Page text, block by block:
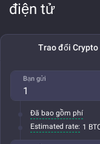
điện tử
Trao đổi Crypto
Bạn gửi
Đã bao gồm phí
Estimated rate: 1